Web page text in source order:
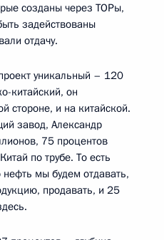
созданы через ТОРы,
задействованы
отдачу.
уникальный – 120
китайский, он
стороне, и на китайской.
завод, Александр
75 процентов
по трубе. То есть
мы будем отдавать,
продавать, и 25